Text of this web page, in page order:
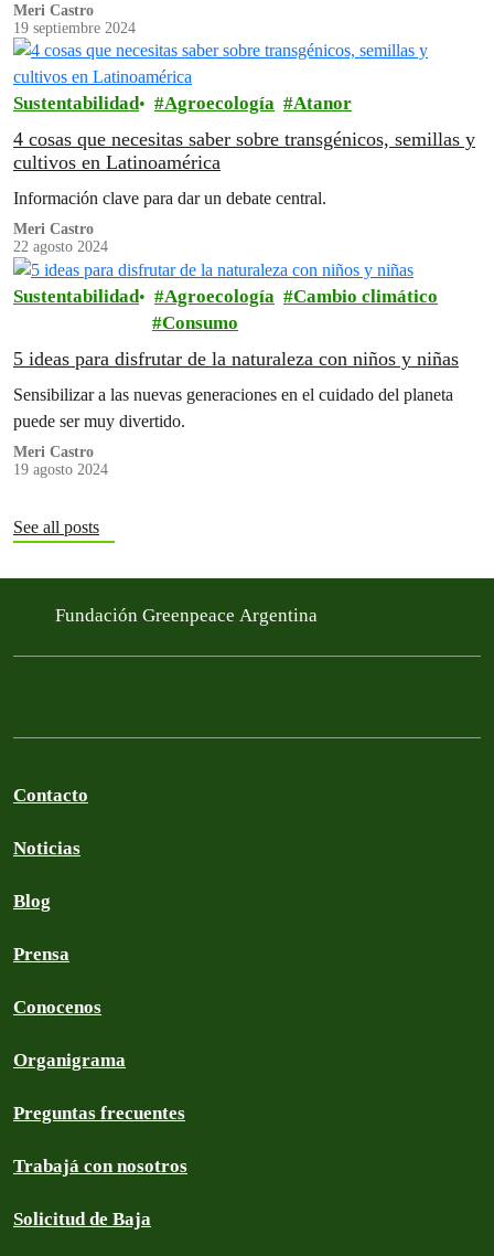
Meri Castro
19 septiembre 2024
Sustentabilidad Agroecología Atanor
4 cosas que necesitas saber sobre transgénicos, semillas y
cultivos en Latinoamérica
Información clave para dar un debate central.
Meri Castro
22 agosto 2024
Sustentabilidad Agroecología
Cambio climático
Consumo
5 ideas para disfrutar de la naturaleza con niños y niñas
Sensibilizar a las nuevas generaciones en el cuidado del planeta
puede ser muy divertido.
Meri Castro
19 agosto 2024
See all posts
Fundación Greenpeace Argentina
Contacto
Noticias
Blog
Prensa
Conocenos
Organigrama
Preguntas frecuentes
Trabajá con nosotros
Solicitud de Baja